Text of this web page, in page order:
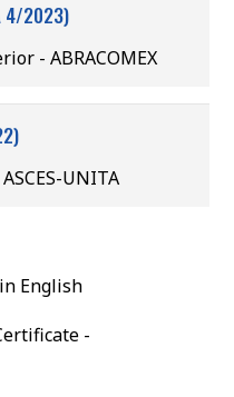
4/2023)
- ABRACOMEX
UNITA
English
-